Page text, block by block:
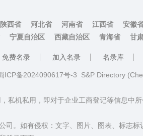
陕西省 河北省 河南省 江西省 安徽
宁夏自治区 西藏自治区 青海省 甘
免费名录 加入名录 名录库
ICP备2024090617号-3 S&P Directory
私机私用，即对于企业工商登记等信息中
。如有侵权：文字、图片、图表、标志